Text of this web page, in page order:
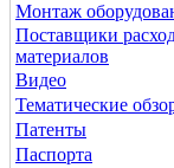
Монтаж
Поставщики
материалов
Видео
Тематические
Патенты
Паспорта